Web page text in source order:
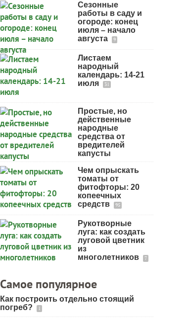
Сезонные
работы в саду и
огороде: конец
июля – начало
августа
9
Листаем
народный
календарь: 14-21
июля
31
Простые, но
действенные
народные
средства от
вредителей
капусты
Чем опрыскать
томаты от
фитофторы: 20
копеечных
средств
95
Рукотворные
луга: как создать
луговой цветник
из
многолетников
7
Самое популярное
Как построить отдельно стоящий
погреб?
1